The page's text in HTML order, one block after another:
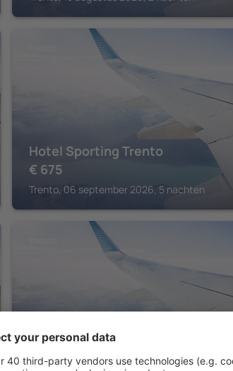
Hotel Sporting Trento
€ 675
Trento, 06 september 2026, 5 nachten
Relais Vecchio Maso
€349